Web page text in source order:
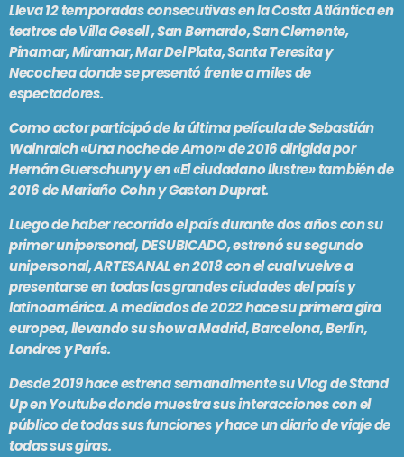
En vivo
MAR REVUELTO
5:00 pm - 7:00 pm
SE VIENE . . .
LA PREVIA DE FMSUR
7:00 pm - 9:00 pm
Lleva 12 temporadas consecutivas en la Costa Atlántica en
teatros de Villa Gesell , San Bernardo, San Clemente,
Pinamar, Miramar, Mar Del Plata, Santa Teresita y
Necochea donde se presentó frente a miles de
espectadores.
Como actor participó de la última película de Sebastián
Wainraich «Una noche de Amor» de 2016 dirigida por
Hernán Guerschuny y en «El ciudadano Ilustre» también de
2016 de Mariaño Cohn y Gaston Duprat.
Luego de haber recorrido el país durante dos años con su
primer unipersonal, DESUBICADO, estrenó su segundo
unipersonal, ARTESANAL en 2018 con el cual vuelve a
presentarse en todas las grandes ciudades del país y
latinoamérica. A mediados de 2022 hace su primera gira
europea, llevando su show a Madrid, Barcelona, Berlín,
Londres y París.
Desde 2019 hace estrena semanalmente su Vlog de Stand
Up en Youtube donde muestra sus interacciones con el
público de todas sus funciones y hace un diario de viaje de
todas sus giras.